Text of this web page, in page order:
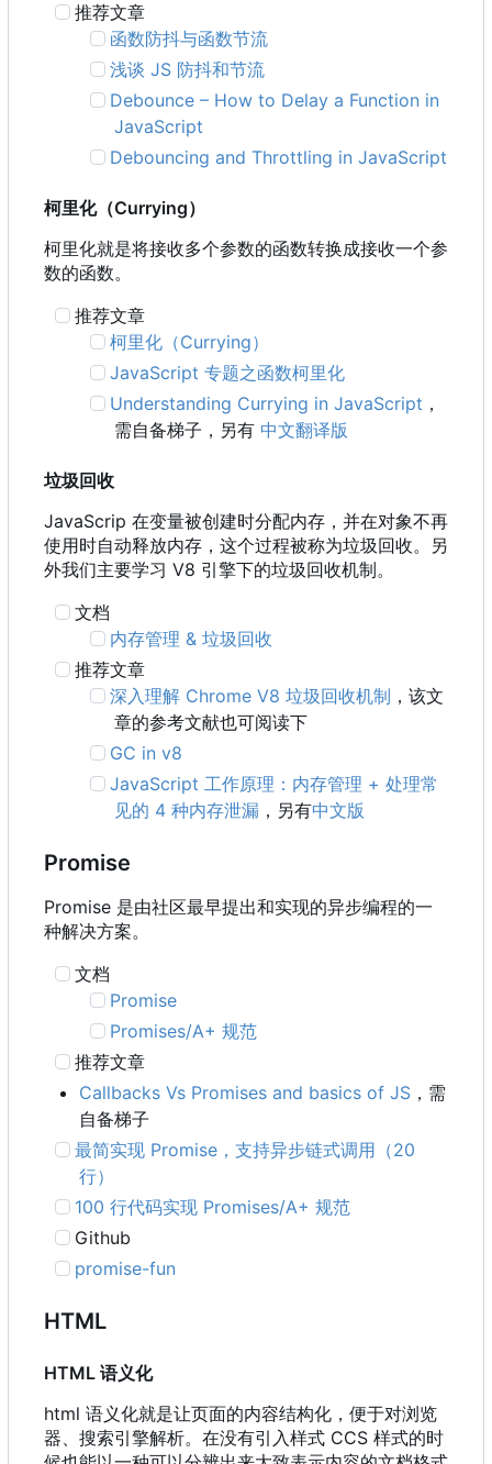
推荐文章
函数防抖与函数节流
浅谈 JS 防抖和节流
Debounce– How to Delay a Function in
JavaScript
Debouncing and Throttling in JavaScript
柯里化（Currying）
柯里化就是将接收多个参数的函数转换成接收一个参
数的函数。
推荐文章
柯里化 （Currying）
JavaScript 专题之函数柯里化
Understanding Currying in JavaScript ，
需自备梯子，另有 中文翻译版
垃圾回收
JavaScrip 在变量被创建时分配内存，并在对象不再
使用时自动释放内存，这个过程被称为垃圾回收。另
外我们主要学习 V8 引擎下的垃圾回收机制。
文档
内存管理 & 垃圾回收
推荐文章
深入理解 Chrome V8 垃圾回收机制 ，该文
章的参考文献也可阅读下
GC in v8
JavaScript 工作原理：内存管理 + 处理常
见的 4 种内存泄漏 ，另有中文版
Promise
Promise 是由社区最早提出和实现的异步编程的一
种解决方案。
文档
Promise
Promises/A+ 规范
推荐文章
Callbacks Vs Promises and basics of JS ，需
自备梯子
最简实现 Promise ，支持异步链式调用 （20
行）
100 行代码实现 Promises/A+ 规范
Github
promise-fun
HTML
HTML 语义化
html 语义化就是让页面的内容结构化，便于对浏览
器、搜索引擎解析。在没有引入样式 CCS 样式的时